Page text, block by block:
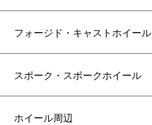
フォージド・キャストホイール
スポーク・スポークホイール
ホイール周辺